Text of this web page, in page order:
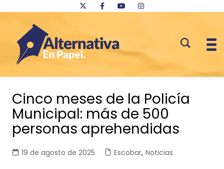
contenido
Cinco meses de la Policía
Municipal: más de 500
personas aprehendidas
19 de agosto de 2025 Escobar, Noticias